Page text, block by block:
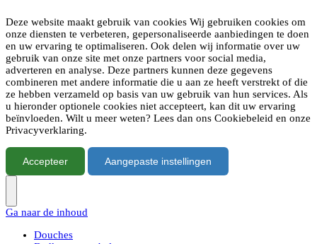
Deze website maakt gebruik van cookies Wij gebruiken cookies om
onze diensten te verbeteren, gepersonaliseerde aanbiedingen te doen
en uw ervaring te optimaliseren. Ook delen wij informatie over uw
gebruik van onze site met onze partners voor social media,
adverteren en analyse. Deze partners kunnen deze gegevens
combineren met andere informatie die u aan ze heeft verstrekt of die
ze hebben verzameld op basis van uw gebruik van hun services. Als
u hieronder optionele cookies niet accepteert, kan dit uw ervaring
beïnvloeden. Wilt u meer weten? Lees dan ons Cookiebeleid en onze
Privacyverklaring.
Accepteer Aangepaste instellingen
Ga naar de inhoud
Douches